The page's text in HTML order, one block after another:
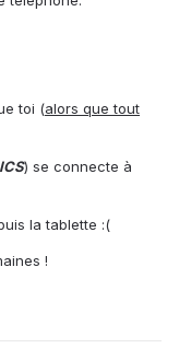
toi (alors que tout
ICS) se connecte à
la tablette :(
!